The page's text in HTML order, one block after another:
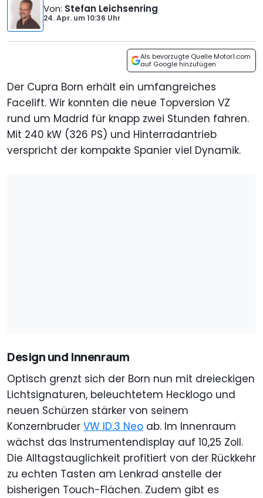
Von: Stefan Leichsenring
24. Apr. um10:36 Uhr
Als bevorzugte Quelle Motor1.com
auf Google hinzufügen
Der Cupra Born erhält ein umfangreiches
Facelift. Wir konnten die neue Topversion VZ
rund um Madrid für knapp zwei Stunden fahren.
Mit 240 kW (326 PS) und Hinterradantrieb
verspricht der kompakte Spanier viel Dynamik.
Design und Innenraum
Optisch grenzt sich der Born nun mit dreieckigen
Lichtsignaturen, beleuchtetem Hecklogo und
neuen Schürzen stärker von seinem
Konzernbruder VW ID.3 Neo ab. Im Innenraum
wächst das Instrumentendisplay auf 10,25 Zoll.
Die Alltagstauglichkeit profitiert von der Rückkehr
zu echten Tasten am Lenkrad anstelle der
bisherigen Touch-Flächen. Zudem gibt es